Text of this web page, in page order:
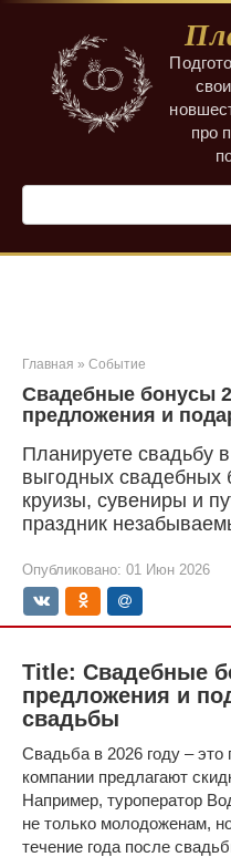
контенту
про
Главная » Событие
Свадебные бонусы
предложения и
Планируете свадьбу
выгодных свадебных
круизы, сувениры и
праздник
Опубликовано: 01 Июн 2026
Title: Свадебные
предложения и
свадьбы
Свадьба в 2026 году – это
компании предлагают
Например, туроператор
не только молодоженам,
течение года после